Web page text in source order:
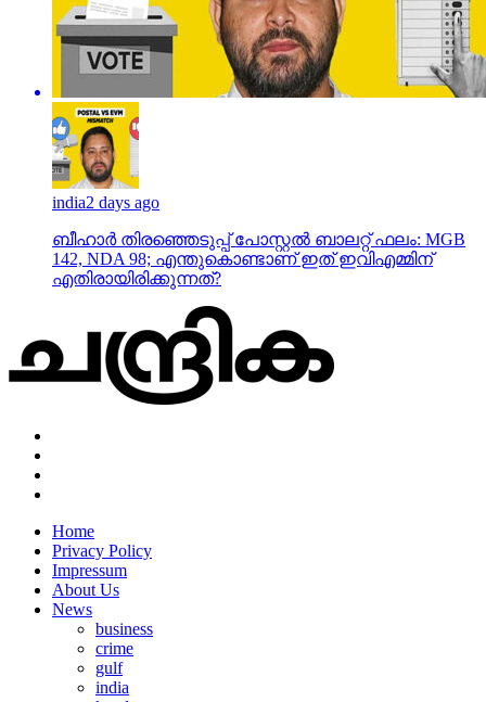
india2 days ago
ബീഹാർ തിരഞ്ഞെടുപ്പ് പോസ്റ്റൽ ബാലറ്റ് ഫലം: MGB
142, NDA 98; എന്തുകൊണ്ടാണ് ഇത് ഇവിഎമ്മിന്
എതിരായിരിക്കുന്നത്?
gulf
india
kerala
Copyright © 2022 Designed by Techblasters LLP